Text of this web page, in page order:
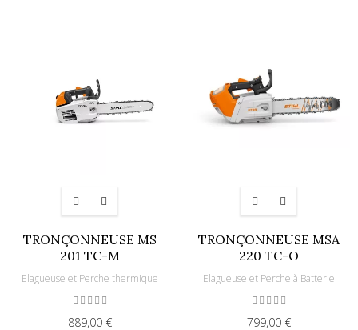
TRONÇONNEUSE MS
201 TC-M
Elagueuse et Perche thermique
889,00 €
TRONÇONNEUSE MSA
220 TC-O
Elagueuse et Perche à Batterie
799,00 €